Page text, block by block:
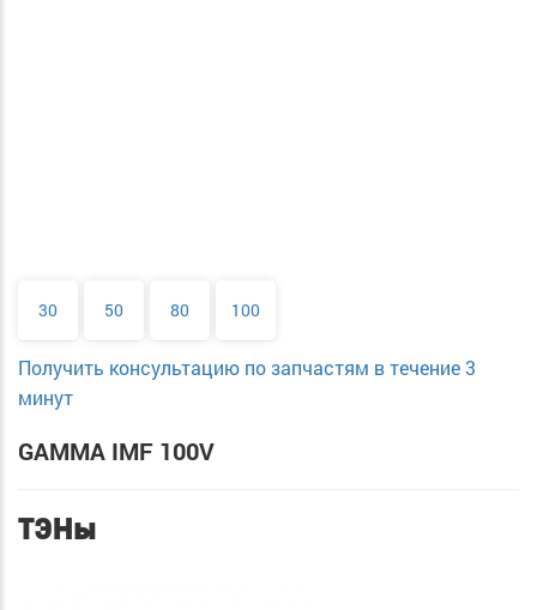
30 50 80 100
Получить консультацию по запчастям в течение 3
минут
GAMMA IMF 100V
ТЭНы